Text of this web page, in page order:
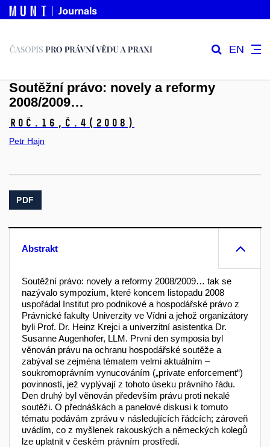
EN
Soutěžní právo: novely a reformy
2008/2009…
Roč.16, č.4 (2008)
Petr Hajn
PDF
Abstrakt
Soutěžní právo: novely a reformy 2008/2009… tak se
nazývalo sympozium, které koncem listopadu 2008
uspořádal Institut pro podnikové a hospodářské právo z
Právnické fakulty Univerzity ve Vídni a jehož organizátory
byli Prof. Dr. Heinz Krejci a univerzitní asistentka Dr.
Susanne Augenhofer, LLM. První den symposia byl
věnován právu na ochranu hospodářské soutěže a
zabýval se zejména tématem velmi aktuálním –
soukromoprávním vynucováním („private enforcement“)
povinností, jež vyplývají z tohoto úseku právního řádu.
Den druhý byl věnován především právu proti nekalé
soutěži. O přednáškách a panelové diskusi k tomuto
tématu podávám zprávu v následujících řádcích; zároveň
uvádím, co z myšlenek rakouských a německých kolegů
lze uplatnit v českém právním prostředí.